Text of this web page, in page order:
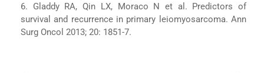
6. Gladdy RA, Qin LX, Moraco N et al. Predictors of
survival and recurrence in primary leiomyosarcoma. Ann
Surg Oncol 2013; 20: 1851-7.